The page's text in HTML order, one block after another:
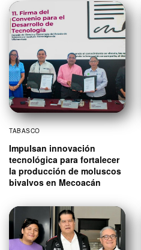
TABASCO
Impulsan innovación
tecnológica para fortalecer
la producción de moluscos
bivalvos en Mecoacán